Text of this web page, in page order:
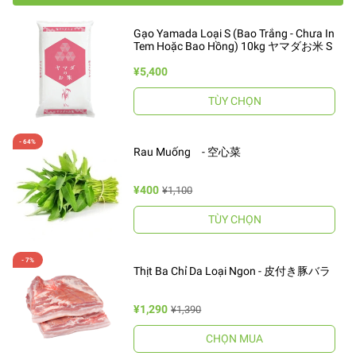
Gạo Yamada Loại S (Bao Trắng - Chưa In
Tem Hoặc Bao Hồng) 10kg ヤマダお米 S
¥5,400
TÙY CHỌN
Rau Muống - 空心菜
¥400 ¥1,100
TÙY CHỌN
Thịt Ba Chỉ Da Loại Ngon - 皮付き豚バラ
¥1,290 ¥1,390
CHỌN MUA